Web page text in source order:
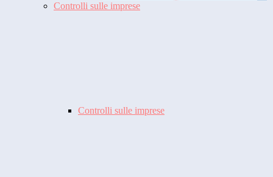
Controlli sulle imprese
Controlli sulle imprese